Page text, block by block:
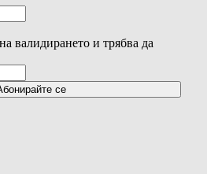
валидирането и трябва да